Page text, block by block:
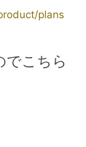
plans
でこちら